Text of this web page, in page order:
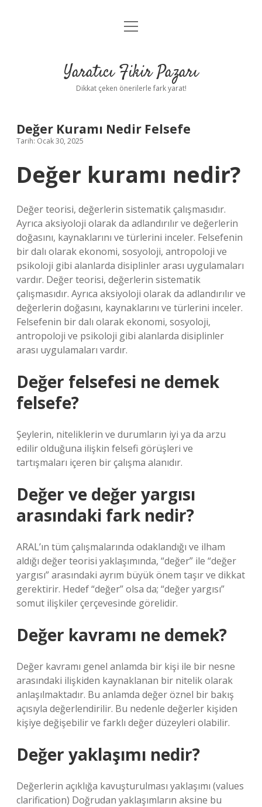
Anasayfa
Yasal Uyarı
menüyü
Yaratıcı Fikir Pazarı
Dikkat çeken önerilerle fark yarat!
Değer Kuramı Nedir Felsefe
Tarih: Ocak 30, 2025
Değer kuramı nedir?
Değer teorisi, değerlerin sistematik çalışmasıdır.
Ayrıca aksiyoloji olarak da adlandırılır ve değerlerin
doğasını, kaynaklarını ve türlerini inceler. Felsefenin
bir dalı olarak ekonomi, sosyoloji, antropoloji ve
psikoloji gibi alanlarda disiplinler arası uygulamaları
vardır. Değer teorisi, değerlerin sistematik
çalışmasıdır. Ayrıca aksiyoloji olarak da adlandırılır ve
değerlerin doğasını, kaynaklarını ve türlerini inceler.
Felsefenin bir dalı olarak ekonomi, sosyoloji,
antropoloji ve psikoloji gibi alanlarda disiplinler
arası uygulamaları vardır.
Değer felsefesi ne demek
felsefe?
Şeylerin, niteliklerin ve durumların iyi ya da arzu
edilir olduğuna ilişkin felsefi görüşleri ve
tartışmaları içeren bir çalışma alanıdır.
Değer ve değer yargısı
arasındaki fark nedir?
ARAL’ın tüm çalışmalarında odaklandığı ve ilham
aldığı değer teorisi yaklaşımında, “değer” ile “değer
yargısı” arasındaki ayrım büyük önem taşır ve dikkat
gerektirir. Hedef “değer” olsa da; “değer yargısı”
somut ilişkiler çerçevesinde görelidir.
Değer kavramı ne demek?
Değer kavramı genel anlamda bir kişi ile bir nesne
arasındaki ilişkiden kaynaklanan bir nitelik olarak
anlaşılmaktadır. Bu anlamda değer öznel bir bakış
açısıyla değerlendirilir. Bu nedenle değerler kişiden
kişiye değişebilir ve farklı değer düzeyleri olabilir.
Değer yaklaşımı nedir?
Değerlerin açıklığa kavuşturulması yaklaşımı (values
​​clarification) Doğrudan yaklaşımların aksine bu